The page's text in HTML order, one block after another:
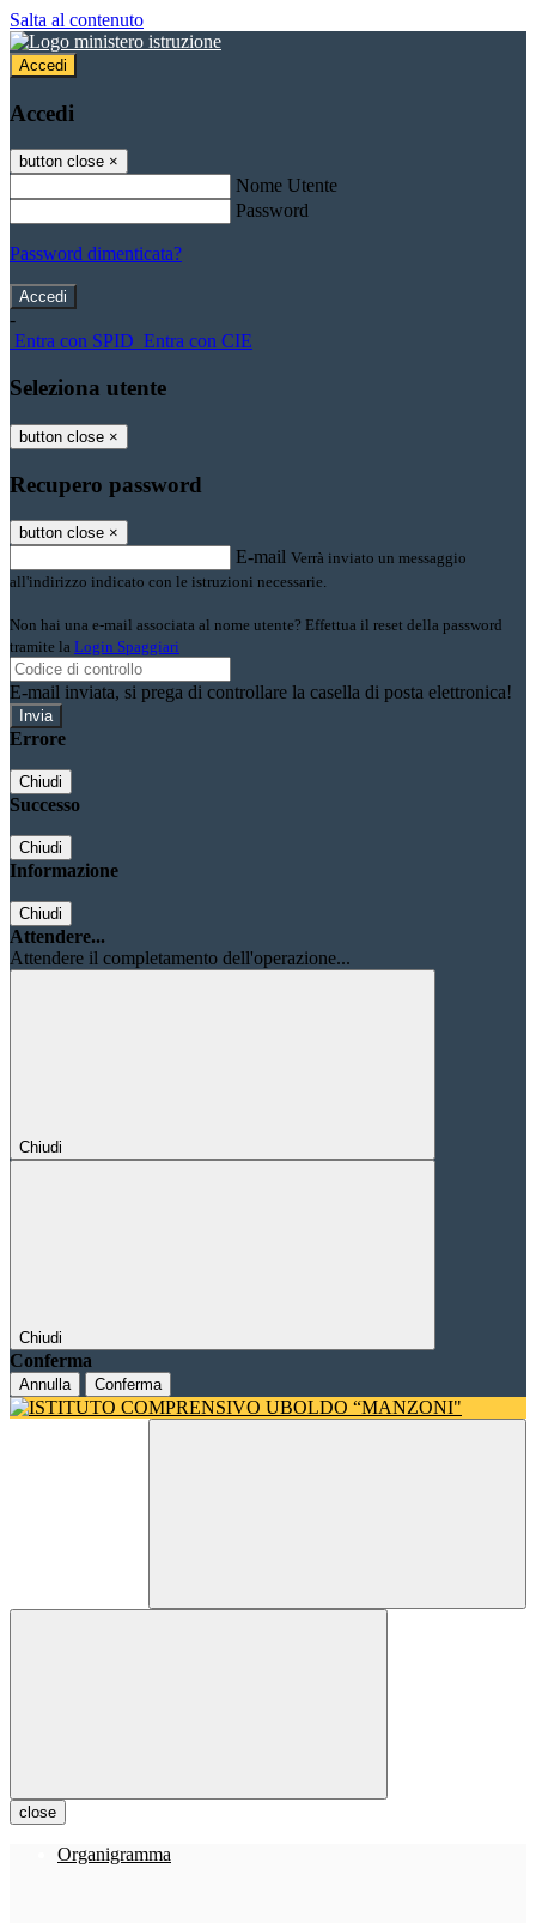
Salta al contenuto
Accedi
Accedi
button close ×
Nome Utente
Password
Password dimenticata?
-
Entra con SPID Entra con CIE
Seleziona utente
button close ×
Recupero password
button close ×
E-mail Verrà inviato un messaggio
all'indirizzo indicato con le istruzioni necessarie.
Non hai una e-mail associata al nome utente? Effettua il reset della password
tramite la Login Spaggiari
E-mail inviata, si prega di controllare la casella di posta elettronica!
Errore
Chiudi
Successo
Chiudi
Informazione
Chiudi
Attendere...
Attendere il completamento dell'operazione...
Chiudi
Chiudi
Conferma
Annulla Conferma
close
Organigramma